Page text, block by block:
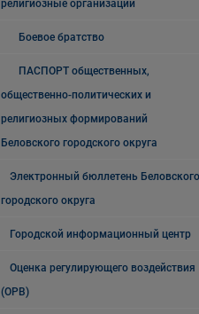
религиозные организации
Боевое братство
ПАСПОРТ общественных,
общественно-политических и
религиозных формирований
Беловского городского округа
Электронный бюллетень Беловского
городского округа
Городской информационный центр
Оценка регулирующего воздействия
(ОРВ)